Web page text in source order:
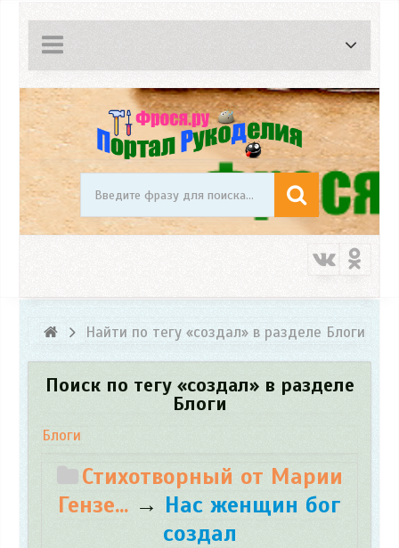
Найти по тегу «создал» в разделе Блоги
Поиск по тегу «создал» в разделе
Блоги
Блоги
Стихотворный от Марии
Гензе... → Нас женщин бог
создал